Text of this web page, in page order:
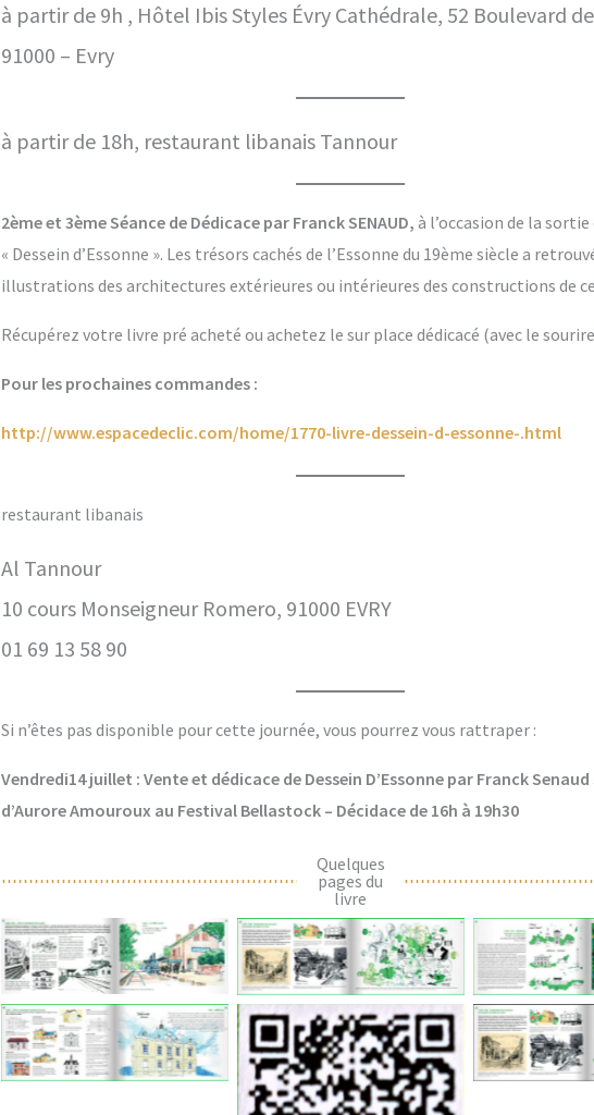
à partir de 9h , Hôtel Ibis Styles Évry Cathédrale, 52 Boulevard
91000 – Evry
à partir de 18h, restaurant libanais Tannour
2ème et 3ème Séance de Dédicace par Franck SENAUD, à l’occasion de la
« Dessein d’Essonne ». Les trésors cachés de l’Essonne du 19ème siècle a
illustrations des architectures extérieures ou intérieures des constructions de
Récupérez votre livre pré acheté ou achetez le sur place dédicacé (avec le
Pour les prochaines commandes :
http://www.espacedeclic.com/home/1770-livre-dessein-d-essonne-.html
restaurant libanais
Al Tannour
10 cours Monseigneur Romero, 91000 EVRY
01 69 13 58 90
Si n’êtes pas disponible pour cette journée, vous pourrez vous rattraper :
Vendredi14 juillet : Vente et dédicace de Dessein D’Essonne par Franck
d’Aurore Amouroux au Festival Bellastock – Décidace de 16h à 19h30
Quelques
pages du
livre
Aucune légende Aucune légende Aucune
Aucune légende Aucune